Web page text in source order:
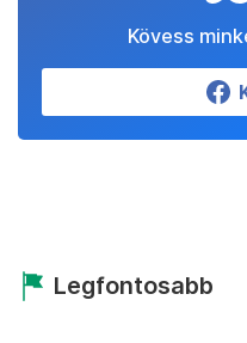
Kövess
Legfontosabb